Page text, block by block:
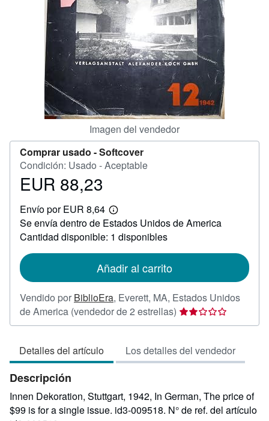
CERRAR
Imagen del vendedor
Comprar usado -Softcover
Condición: Usado - Aceptable
Precio
88,23
EUR 88,23
Envío por EUR 8,64
Más
información
sobre
las
envío
Se envía dentro de Estados Unidos de America
Cantidad disponible: 1 disponibles
Añadir al carrito
Vendido por BiblioEra, Everett, MA, Estados Unidos
de America (vendedor de 2 estrellas) Calificación
del
2
de
estrellas
Detalles del artículo Los detalles del vendedor
Descripción
Innen Dekoration, Stuttgart, 1942, In German, The price of
$99 is for a single issue. id3-009518. N° de ref. del artículo